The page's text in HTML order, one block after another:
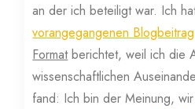
an der ich beteiligt war. Ich
vorangegangenen Blogbeitrag
Formatberichtet, weil ich die
wissenschaftlichen
fand: Ich bin der Meinung,